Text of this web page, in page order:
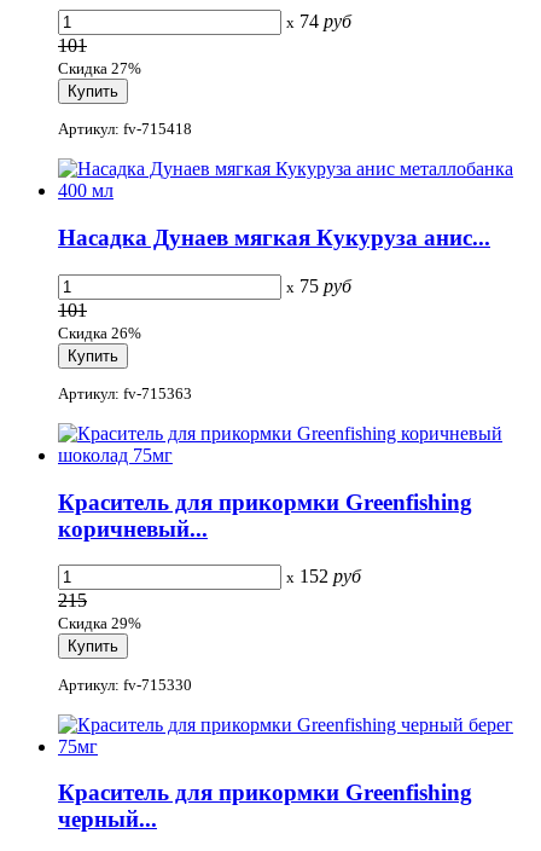
x 74 руб
101
Скидка 27%
Артикул: fv-715418
Насадка Дунаев мягкая Кукуруза анис...
x 75 руб
101
Скидка 26%
Артикул: fv-715363
Краситель для прикормки Greenfishing
коричневый...
x 152 руб
215
Скидка 29%
Артикул: fv-715330
Краситель для прикормки Greenfishing
черный...